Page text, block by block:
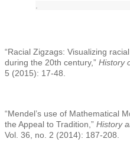
“Racial Zigzags: Visualizing
during the 20th century,” History
5 (2015): 17-48.
“Mendel’s use of Mathematical
the Appeal to Tradition,” History
Vol. 36, no. 2 (2014): 187-208.